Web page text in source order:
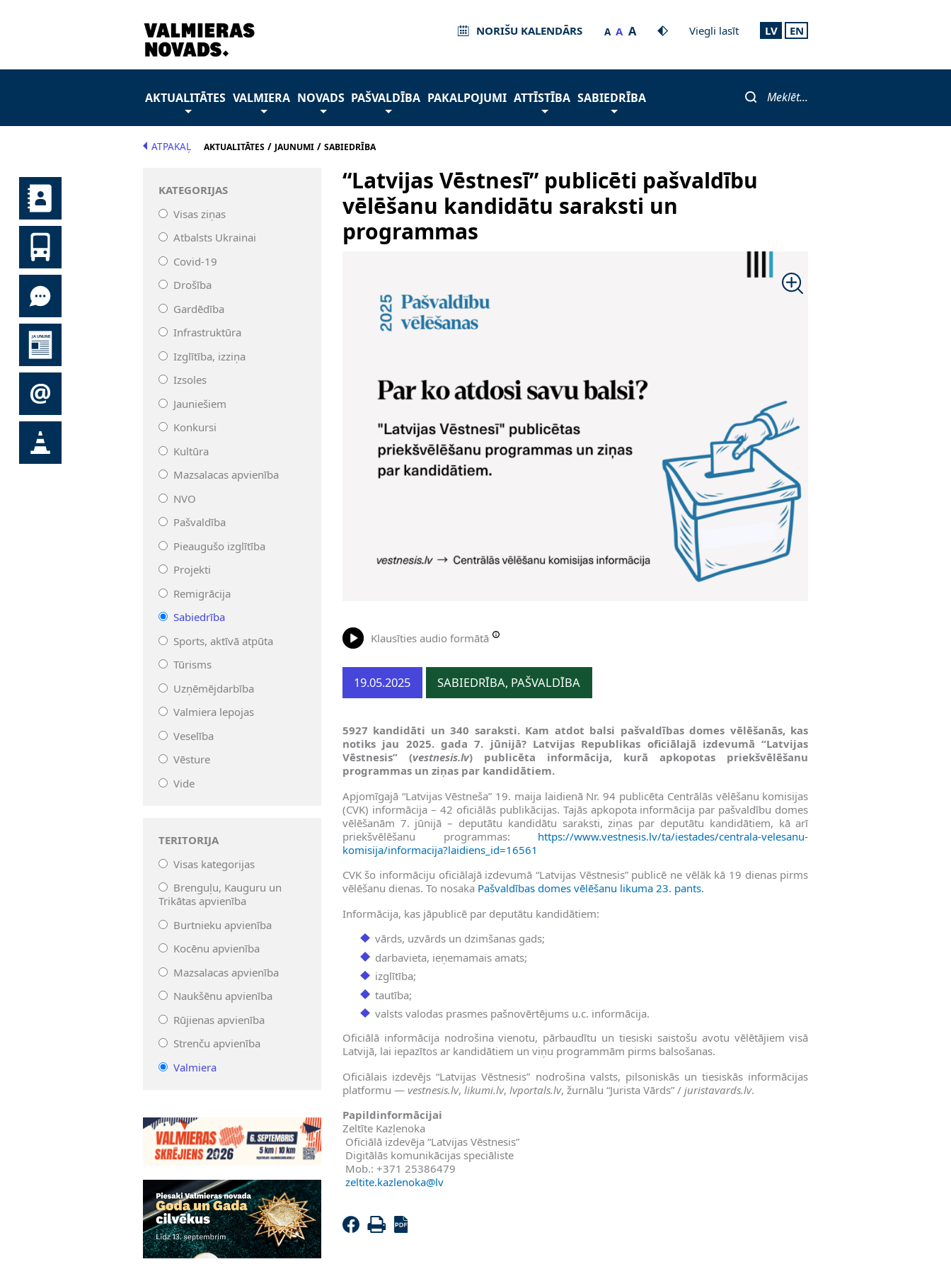
NORIŠU KALENDĀRS A A A Viegli lasīt LV EN
AKTUALITĀTES VALMIERA NOVADS PAŠVALDĪBA PAKALPOJUMI ATTĪSTĪBA SABIEDRĪBA Meklēt...
ATPAKAĻ AKTUALITĀTES/ JAUNUMI/ SABIEDRĪBA
KATEGORIJAS
Visas ziņas
Atbalsts Ukrainai
Covid-19
Drošība
Gardēdība
Infrastruktūra
Izglītība, izziņa
Izsoles
Jauniešiem
Konkursi
Kultūra
Mazsalacas apvienība
NVO
Pašvaldība
Pieaugušo izglītība
Projekti
Remigrācija
Sabiedrība
Sports, aktīvā atpūta
Tūrisms
Uzņēmējdarbība
Valmiera lepojas
Veselība
Vēsture
Vide
TERITORIJA
Visas kategorijas
Brenguļu, Kauguru un
Trikātas apvienība
Burtnieku apvienība
Kocēnu apvienība
Mazsalacas apvienība
Naukšēnu apvienība
Rūjienas apvienība
Strenču apvienība
Valmiera
“Latvijas Vēstnesī” publicēti pašvaldību
vēlēšanu kandidātu saraksti un
programmas
Klausīties audio formātā
19.05.2025 SABIEDRĪBA, PAŠVALDĪBA
5927 kandidāti un 340 saraksti. Kam atdot balsi pašvaldības domes vēlēšanās, kas
notiks jau 2025. gada 7. jūnijā? Latvijas Republikas oficiālajā izdevumā “Latvijas
Vēstnesis” (vestnesis.lv) publicēta informācija, kurā apkopotas priekšvēlēšanu
programmas un ziņas par kandidātiem.
Apjomīgajā “Latvijas Vēstneša” 19. maija laidienā Nr. 94 publicēta Centrālās vēlēšanu komisijas
(CVK) informācija – 42 oficiālās publikācijas. Tajās apkopota informācija par pašvaldību domes
vēlēšanām 7. jūnijā – deputātu kandidātu saraksti, ziņas par deputātu kandidātiem, kā arī
priekšvēlēšanu programmas: https://www.vestnesis.lv/ta/iestades/centrala-velesanu-
komisija/informacija?laidiens_id=16561
CVK šo informāciju oficiālajā izdevumā “Latvijas Vēstnesis” publicē ne vēlāk kā 19 dienas pirms
vēlēšanu dienas. To nosaka Pašvaldības domes vēlēšanu likuma 23. pants.
Informācija, kas jāpublicē par deputātu kandidātiem:
vārds, uzvārds un dzimšanas gads;
darbavieta, ieņemamais amats;
izglītība;
tautība;
valsts valodas prasmes pašnovērtējums u.c. informācija.
Oficiālā informācija nodrošina vienotu, pārbaudītu un tiesiski saistošu avotu vēlētājiem visā
Latvijā, lai iepazītos ar kandidātiem un viņu programmām pirms balsošanas.
Oficiālais izdevējs “Latvijas Vēstnesis” nodrošina valsts, pilsoniskās un tiesiskās informācijas
platformu — vestnesis.lv, likumi.lv, lvportals.lv, žurnālu “Jurista Vārds” / juristavards.lv.
Papildinformācijai
Zeltīte Kazļenoka
Oficiālā izdevēja “Latvijas Vēstnesis”
Digitālās komunikācijas speciāliste
Mob.: +371 25386479
zeltite.kazlenoka@lv